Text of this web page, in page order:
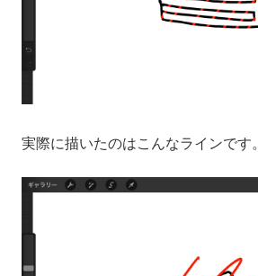
実際に描いたのはこんなラインです。